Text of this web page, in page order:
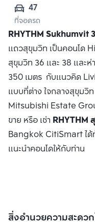
47
ที่จอดรถ
RHYTHM Sukhumvit
แถวสุขุมวิท เป็นคอนโด
สุขุมวิท 36 และ 38 และห่
350 เมตร กับแนวคิด
แบบที่ต่าง ใจกลางสุขุมวิท
Mitsubishi Estate
ขาย หรือ เช่า RHYTHM
Bangkok CitiSmart ได้ทั
แนะนำคอนโดให้กับท่าน
สิ่งอำนวยความสะดว